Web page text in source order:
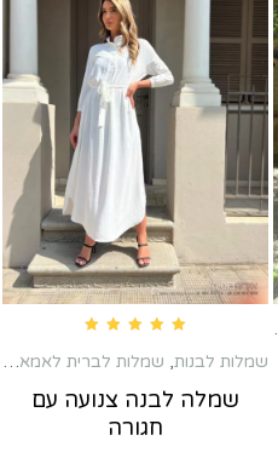
שמלות לשבת חתן
שמלות לבנות, שמלות לברית לאמא,
שמלה לבנה צנועה עם
חגורה